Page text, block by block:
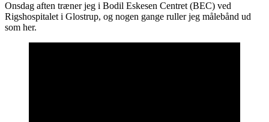
Onsdag aften træner jeg i Bodil Eskesen Centret (BEC) ved
Rigshospitalet i Glostrup, og nogen gange ruller jeg målebånd ud
som her.